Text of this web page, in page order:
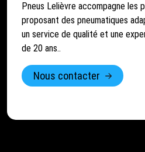
Pneus Lelièvre accompagne les
proposant des pneumatiques
un service de qualité et une
de 20 ans..
Nous contacter